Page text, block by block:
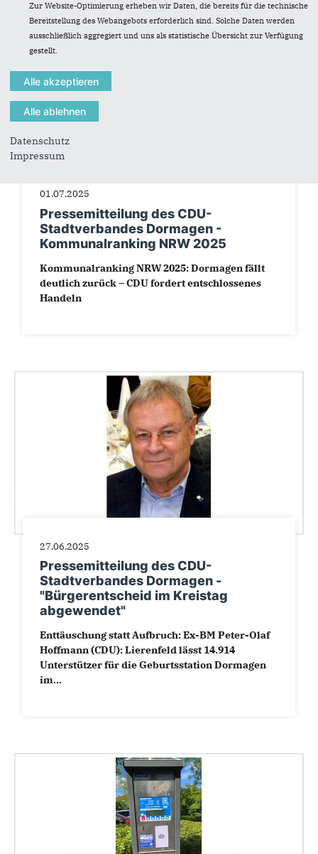
01.07.2025
Pressemitteilung des CDU-
Stadtverbandes Dormagen -
Kommunalranking NRW 2025
Kommunalranking NRW 2025: Dormagen fällt
deutlich zurück – CDU fordert entschlossenes
Handeln
27.06.2025
Pressemitteilung des CDU-
Stadtverbandes Dormagen -
"Bürgerentscheid im Kreistag
abgewendet"
Enttäuschung statt Aufbruch: Ex-BM Peter-Olaf
Hoffmann (CDU): Lierenfeld lässt 14.914
Unterstützer für die Geburtsstation Dormagen
im...
Zur Website-Optimierung erheben wir Daten, die bereits für die technische
Bereitstellung des Webangebots erforderlich sind. Solche Daten werden
ausschließlich aggregiert und uns als statistische Übersicht zur Verfügung
gestellt.
Datenschutz
Impressum